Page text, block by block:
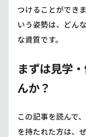
つけることができ
いう姿勢は、どん
な資質です。
まずは見学
んか？
この記事を読んで
を持たれた方は、